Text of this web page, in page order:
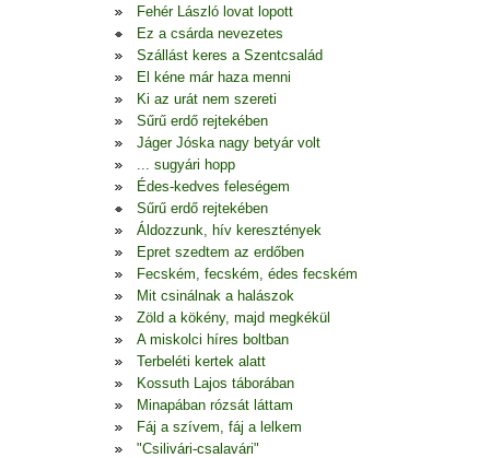
Fehér László lovat lopott
Ez a csárda nevezetes
Szállást keres a Szentcsalád
El kéne már haza menni
Ki az urát nem szereti
Sűrű erdő rejtekében
Jáger Jóska nagy betyár volt
... sugyári hopp
Édes-kedves feleségem
Sűrű erdő rejtekében
Áldozzunk, hív keresztények
Epret szedtem az erdőben
Fecském, fecském, édes fecském
Mit csinálnak a halászok
Zöld a kökény, majd megkékül
A miskolci híres boltban
Terbeléti kertek alatt
Kossuth Lajos táborában
Minapában rózsát láttam
Fáj a szívem, fáj a lelkem
"Csilivári-csalavári"